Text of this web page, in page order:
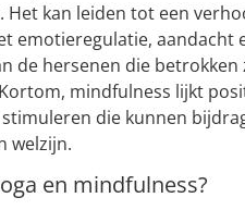
Het kan leiden tot een
emotieregulatie, aandacht
de hersenen die betrokken
mindfulness lijkt
die kunnen
welzijn.
en mindfulness?